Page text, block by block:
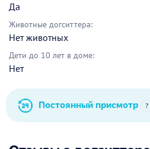
Да
Животные догситтера:
Нет животных
Дети до 10 лет в доме:
Нет
Постоянный присмотр ?